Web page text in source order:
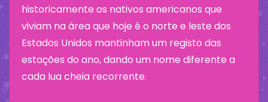
historicamente os nativos americanos que
viviam na área que hoje é o norte e leste dos
Estados Unidos mantinham um registo das
estações do ano, dando um nome diferente a
cada lua cheia recorrente.